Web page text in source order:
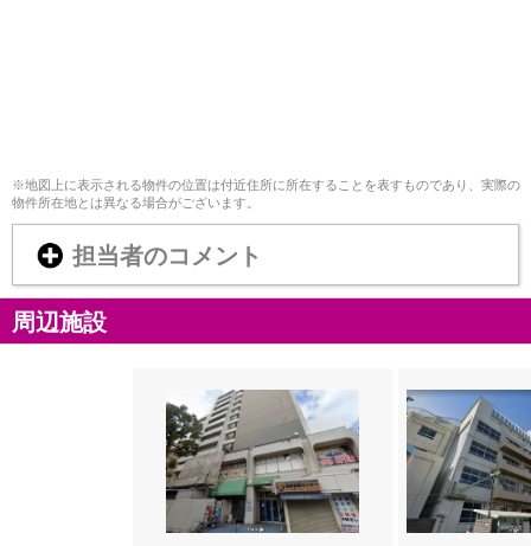
※地図上に表示される物件の位置は付近住所に所在することを表すものであり、実際の
物件所在地とは異なる場合がございます。
担当者のコメント
周辺施設